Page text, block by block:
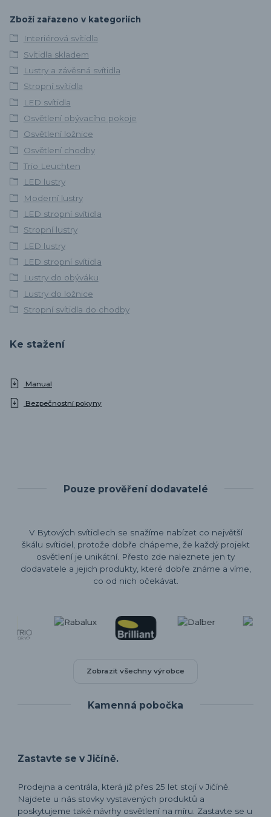
Zboží zařazeno v kategoriích
Interiérová svítidla
Svítidla skladem
Lustry a závěsná svítidla
Stropní svítidla
LED svítidla
Osvětlení obývacího pokoje
Osvětlení ložnice
Osvětlení chodby
Trio Leuchten
LED lustry
Moderní lustry
LED stropní svítidla
Stropní lustry
LED lustry
LED stropní svítidla
Lustry do obýváku
Lustry do ložnice
Stropní svítidla do chodby
Ke stažení
Manual
Bezpečnostní pokyny
Pouze prověření dodavatelé
V Bytových svítidlech se snažíme nabízet co největší
škálu svítidel, protože dobře chápeme, že každý projekt
osvětlení je unikátní. Přesto zde naleznete jen ty
dodavatele a jejich produkty, které dobře známe a víme,
co od nich očekávat.
Zobrazit všechny výrobce
Kamenná pobočka
Zastavte se v Jičíně.
Prodejna a centrála, která již přes 25 let stojí v Jičíně.
Najdete u nás stovky vystavených produktů a
poskytujeme také návrhy osvětlení na míru. Zastavte se u